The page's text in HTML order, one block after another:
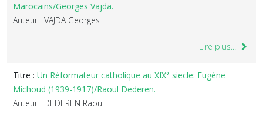
Marocains/Georges Vajda.
Auteur : VAJDA Georges
Lire plus...
Titre : Un Réformateur catholique au XIX° siecle: Eugéne
Michoud (1939-1917)/Raoul Dederen.
Auteur : DEDEREN Raoul